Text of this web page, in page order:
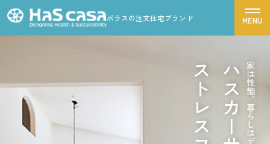
ポラスの注文住宅ブランド
性能について
デザインについて
家は性能、暮らしはデザイン